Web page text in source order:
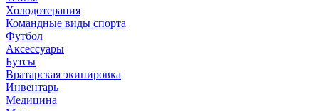
Холодотерапия
Командные виды спорта
Футбол
Аксессуары
Бутсы
Вратарская экипировка
Инвентарь
Медицина